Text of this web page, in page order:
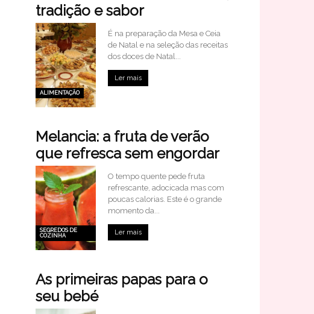
tradição e sabor
ALIMENTAÇÃO
É na preparação da Mesa e Ceia
de Natal e na seleção das receitas
dos doces de Natal...
Ler mais
Melancia: a fruta de verão
que refresca sem engordar
SEGREDOS DE
COZINHA
O tempo quente pede fruta
refrescante, adocicada mas com
poucas calorias. Este é o grande
momento da...
Ler mais
As primeiras papas para o
seu bebé